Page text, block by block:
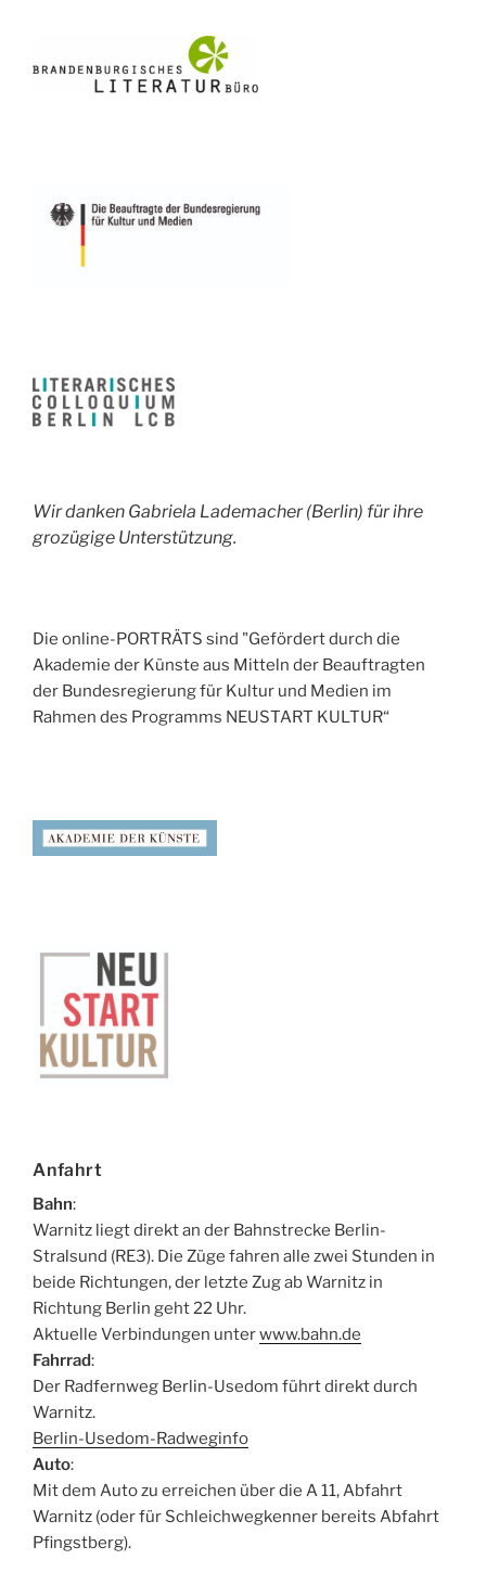
Wir danken Gabriela Lademacher (Berlin) für ihre
grozügige Unterstützung.
Die online-PORTRÄTS sind "Gefördert durch die
Akademie der Künste aus Mitteln der Beauftragten
der Bundesregierung für Kultur und Medien im
Rahmen des Programms NEUSTART KULTUR“
Anfahrt
Bahn:
Warnitz liegt direkt an der Bahnstrecke Berlin-
Stralsund (RE3). Die Züge fahren alle zwei Stunden in
beide Richtungen, der letzte Zug ab Warnitz in
Richtung Berlin geht 22 Uhr.
Aktuelle Verbindungen unterwww.bahn.de
Fahrrad:
Der Radfernweg Berlin-Usedom führt direkt durch
Warnitz.
Berlin-Usedom-Radweginfo
Auto:
Mit dem Auto zu erreichen über die A 11, Abfahrt
Warnitz (oder für Schleichwegkenner bereits Abfahrt
Pfingstberg).